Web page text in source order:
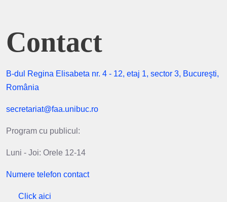
Contact
B-dul Regina Elisabeta nr. 4 - 12, etaj 1, sector 3, Bucureşti,
România
secretariat@faa.unibuc.ro
Program cu publicul:
Luni - Joi: Orele 12-14
Numere telefon contact
Click aici